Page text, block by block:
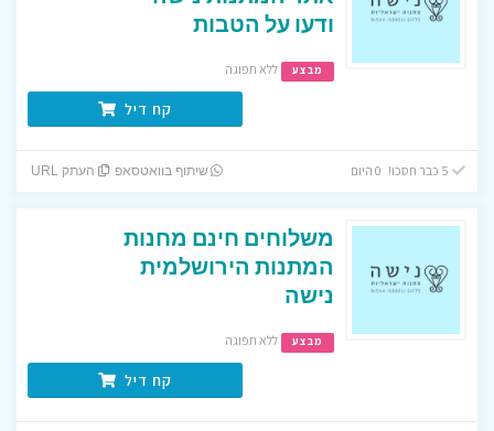
ודעו על הטבות
מבצע ללא תפוגה
קח דיל
שיתוף בוואטסאפ העתק URL
משלוחים חינם מחנות
המתנות הירושלמית
נישה
מבצע ללא תפוגה
קח דיל